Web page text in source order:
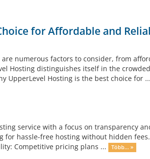
for Affordable and
numerous factors to consider, from
Hosting distinguishes itself in the
UpperLevel Hosting is the best choice for ...
service with a focus on transparency
hassle-free hosting without hidden fees.
Competitive pricing plans ...
Több... »